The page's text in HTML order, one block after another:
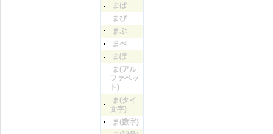
まぱ
まぴ
まぷ
まぺ
まぽ
ま(アル
ファベッ
ト)
ま(タイ
文字)
ま(数字)